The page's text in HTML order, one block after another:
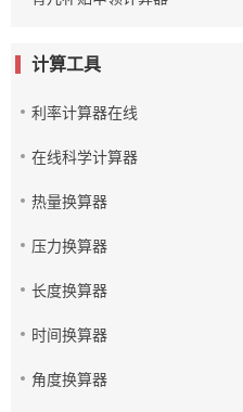
计算工具
利率计算器在线
在线科学计算器
热量换算器
压力换算器
长度换算器
时间换算器
角度换算器